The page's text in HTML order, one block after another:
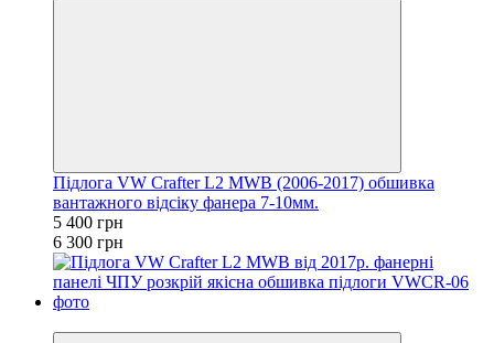
Підлога VW Crafter L2 MWB (2006-2017) обшивка
вантажного відсіку фанера 7-10мм.
5 400 грн
6 300 грн